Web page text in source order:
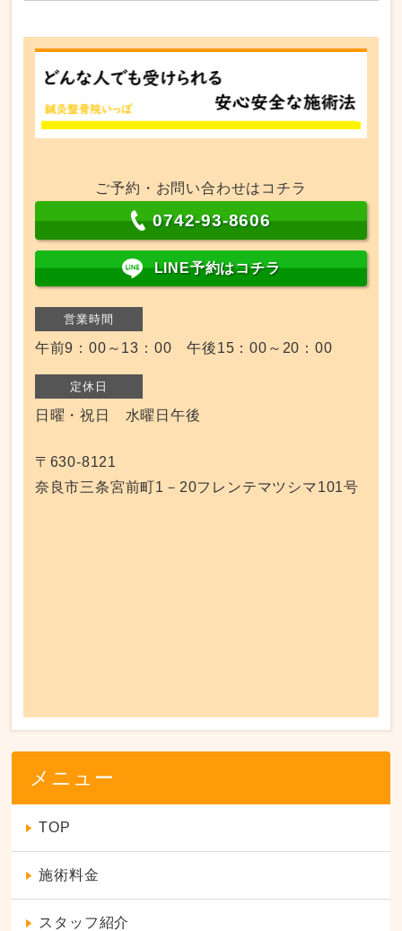
ご予約・お問い合わせはコチラ
0742-93-8606
LINE予約はコチラ
営業時間
午前9：00～13：00 午後15：00～20：00
定休日
日曜・祝日 水曜日午後
〒630-8121
奈良市三条宮前町1－20フレンテマツシマ101号
メニュー
TOP
施術料金
スタッフ紹介